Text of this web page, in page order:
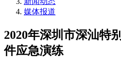
媒体报道
2020年深圳市深汕特
件应急演练